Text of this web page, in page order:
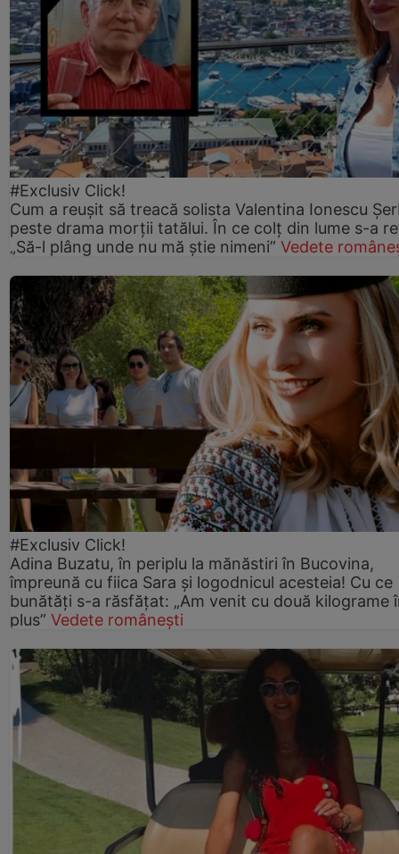
#Exclusiv Click!
Cum a reușit să treacă solista Valentina Ionescu
peste drama morții tatălui. În ce colț din lume s-a
„Să-l plâng unde nu mă știe nimeni” Vedete
#Exclusiv Click!
Adina Buzatu, în periplu la mănăstiri în Bucovina,
împreună cu fiica Sara și logodnicul acesteia! Cu ce
bunătăți s-a răsfățat: „Am venit cu două kilograme
plus” Vedete românești